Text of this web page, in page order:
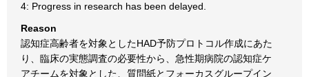
4: Progress in research has been delayed.
Reason
認知症高齢者を対象としたHAD予防プロトコル作成にあた
り、臨床の実態調査の必要性から、急性期病院の認知症ケ
アチームを対象とした、質問紙とフォーカスグループイン